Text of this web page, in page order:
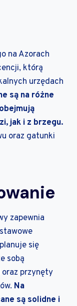
na Azorach
którą
urzędach
są na różne
jak i z brzegu.
oraz gatunki
zapewnia
się
sobą
oraz przynęty
Na
są solidne i